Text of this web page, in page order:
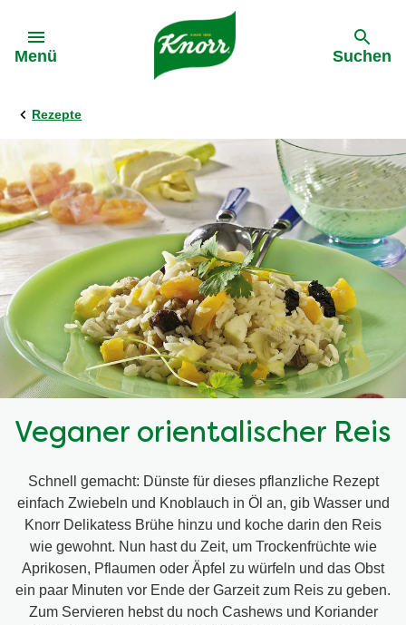
Menü Suchen
Rezepte
Veganer orientalischer Reis
Schnell gemacht: Dünste für dieses pflanzliche Rezept
einfach Zwiebeln und Knoblauch in Öl an, gib Wasser und
Knorr Delikatess Brühe hinzu und koche darin den Reis
wie gewohnt. Nun hast du Zeit, um Trockenfrüchte wie
Aprikosen, Pflaumen oder Äpfel zu würfeln und das Obst
ein paar Minuten vor Ende der Garzeit zum Reis zu geben.
Zum Servieren hebst du noch Cashews und Koriander